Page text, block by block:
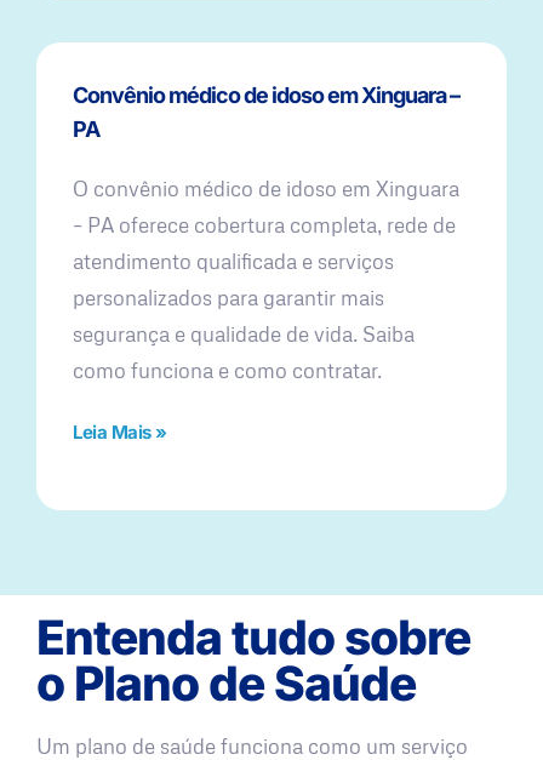
Convênio médico de idoso em Xinguara –
PA
O convênio médico de idoso em Xinguara
– PA oferece cobertura completa, rede de
atendimento qualificada e serviços
personalizados para garantir mais
segurança e qualidade de vida. Saiba
como funciona e como contratar.
Leia Mais »
Entenda tudo sobre
o Plano de Saúde
Um plano de saúde funciona como um serviço